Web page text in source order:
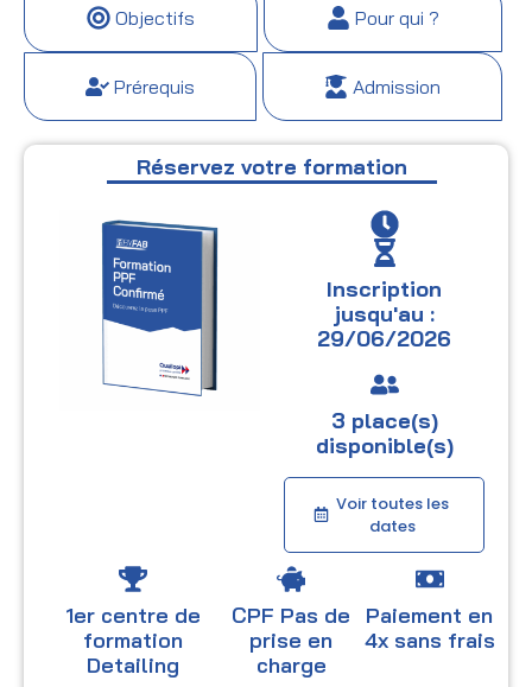
Objectifs Pour qui ?
Prérequis Admission
Réservez votre formation
Inscription
jusqu'au :
29/06/2026
3 place(s)
disponible(s)
Voir toutes les
dates
1er centre de
formation
Detailing
CPF Pas de
prise en
charge
Paiement en
4x sans frais